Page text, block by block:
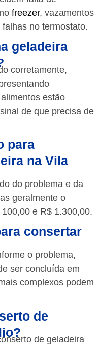
freezer, vazamentos
no termostato.
geladeira
corretamente,
estão
de que precisa de
para
na Vila
do problema e da
geralmente o
e R$ 1.300,00.
consertar
o problema,
ser concluída em
complexos podem
de
de geladeira